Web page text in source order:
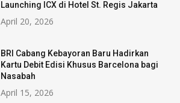
Launching ICX di Hotel St. Regis Jakarta
April 20, 2026
BRI Cabang Kebayoran Baru Hadirkan
Kartu Debit Edisi Khusus Barcelona bagi
Nasabah
April 15, 2026